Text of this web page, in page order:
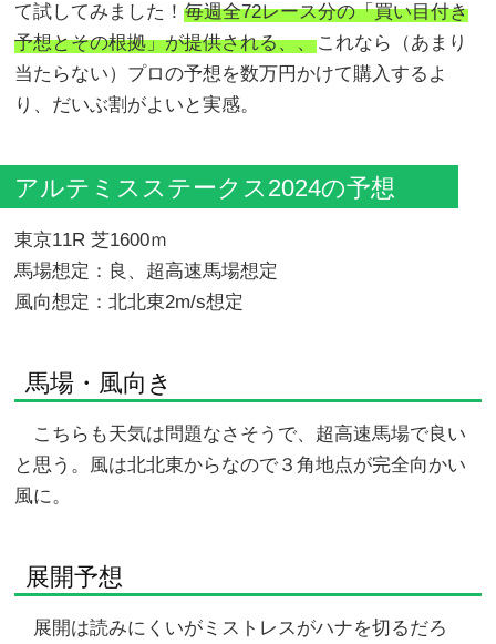
て試してみました！毎週全72レース分の「買い目付き
予想とその根拠」が提供される、、これなら（あまり
当たらない）プロの予想を数万円かけて購入するよ
り、だいぶ割がよいと実感。
アルテミスステークス2024の予想
東京11R 芝1600ｍ
馬場想定：良、超高速馬場想定
風向想定：北北東2m/s想定
馬場・風向き
こちらも天気は問題なさそうで、超高速馬場で良い
と思う。風は北北東からなので３角地点が完全向かい
風に。
展開予想
展開は読みにくいがミストレスがハナを切るだろ